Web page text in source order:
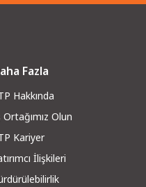
Fazla
Hakkında
Ortağımız Olun
Kariyer
İlişkileri